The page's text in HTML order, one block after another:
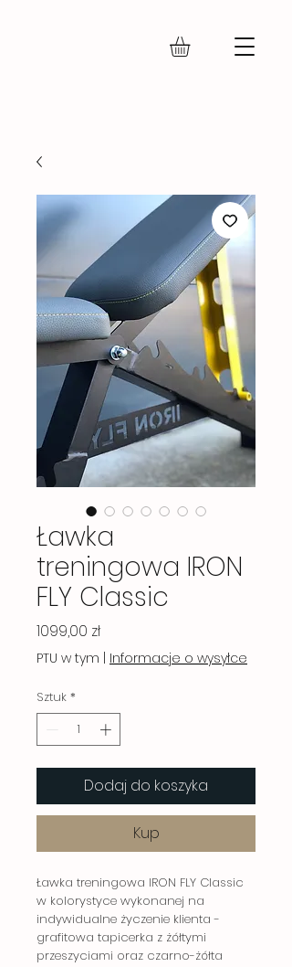
Ławka
treningowa IRON
FLY Classic
1099,00 złCena
PTU w tym Informacje o wysyłce
Sztuk *
Dodaj do koszyka
Kup
Ławka treningowa IRON FLY Classic
w kolorystyce wykonanej na
indywidualne życzenie klienta -
grafitowa tapicerka z żółtymi
przeszyciami oraz czarno-żółta